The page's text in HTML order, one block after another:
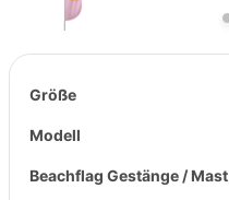
Größe
Modell
Beachflag Gestänge / Mast